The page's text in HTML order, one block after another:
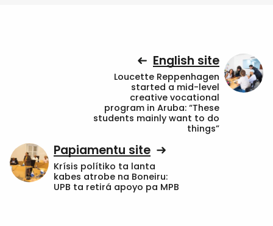
English site
Loucette Reppenhagen
started a mid-level
creative vocational
program in Aruba: “These
students mainly want to do
things”
Papiamentu site
Krísis polítiko ta lanta
kabes atrobe na Boneiru:
UPB ta retirá apoyo pa MPB